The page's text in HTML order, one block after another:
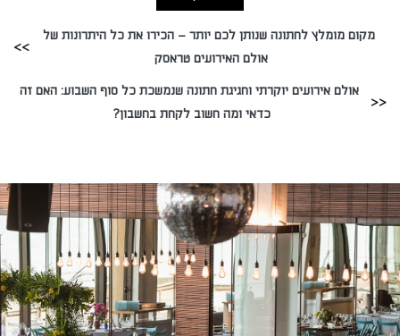
מקום מומלץ לחתונה שנותן לכם יותר – הכירו את כל היתרונות של
אולם האירועים טראסק
אולם אירועים יוקרתי וחגיגת חתונה שנמשכת כל סוף השבוע: האם זה
כדאי ומה חשוב לקחת בחשבון?